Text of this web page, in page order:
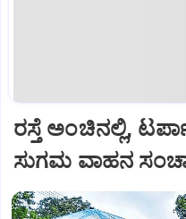
ರಸ್ತೆ ಅಂಚಿನಲ್ಲಿ,
ಸುಗಮ ವಾಹನ